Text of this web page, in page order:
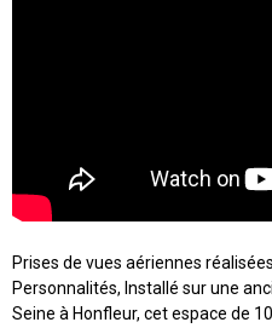
Prises de vues aériennes
Personnalités, Installé sur une
Seine à Honfleur, cet espace de